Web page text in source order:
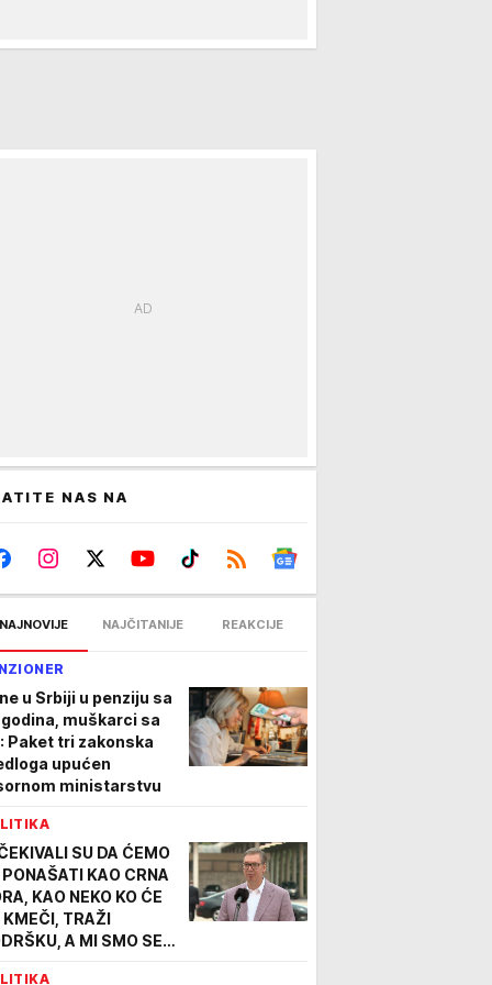
NAS NA
NAJNOVIJE NAJČITANIJE REAKCIJE
u Srbiji u penziju sa
muškarci sa
Paket tri zakonska
upućen
ministarstvu
SU DA ĆEMO
PONAŠATI KAO CRNA
KAO NEKO KO ĆE
KMEČI, TRAŽI
A MI SMO SE